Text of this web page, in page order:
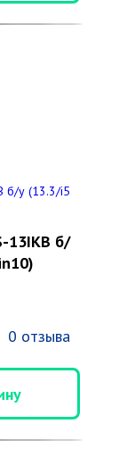
13IKB б/
0 отзыва